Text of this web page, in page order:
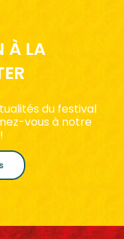
À LA
du festival
vous à notre